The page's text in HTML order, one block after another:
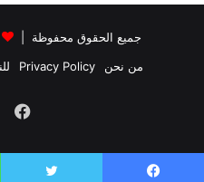
جميع الحقوق محفوظة |
من نحن
Privacy Policy